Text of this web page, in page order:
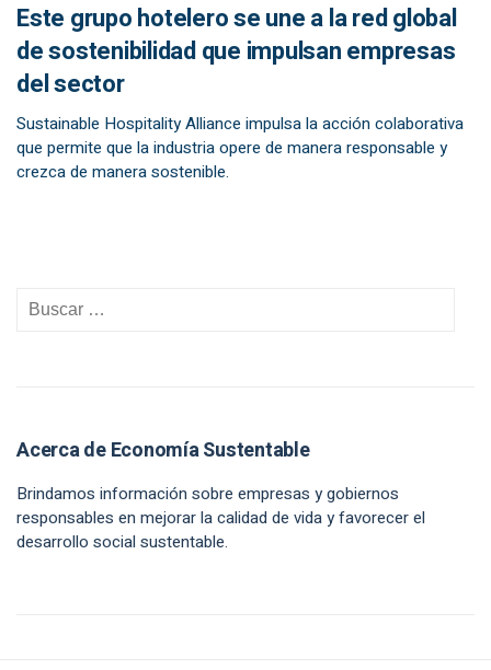
Este grupo hotelero se une a la red global
de sostenibilidad que impulsan empresas
del sector
Sustainable Hospitality Alliance impulsa la acción colaborativa
que permite que la industria opere de manera responsable y
crezca de manera sostenible.
Acerca de Economía Sustentable
Brindamos información sobre empresas y gobiernos
responsables en mejorar la calidad de vida y favorecer el
desarrollo social sustentable.